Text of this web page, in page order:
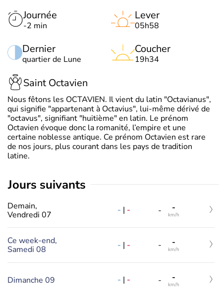
Journée
-2 min
Dernier
quartier de Lune
Lever
05h58
Coucher
19h34
Saint Octavien
Nous fêtons les OCTAVIEN. Il vient du latin "Octavianus",
qui signifie "appartenant à Octavius", lui-même dérivé de
"octavus", signifiant "huitième" en latin. Le prénom
Octavien évoque donc la romanité, l’empire et une
certaine noblesse antique. Ce prénom Octavien est rare
de nos jours, plus courant dans les pays de tradition
latine.
jours suivants
Demain,
Vendredi 07
- | - - -
km/h
Ce week-end,
Samedi 08
- | - - -
km/h
Dimanche 09 - | - - -
km/h